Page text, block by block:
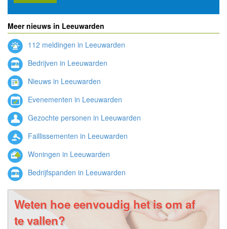
Meer nieuws in Leeuwarden
112 meldingen in Leeuwarden
Bedrijven in Leeuwarden
Nieuws in Leeuwarden
Evenementen in Leeuwarden
Gezochte personen in Leeuwarden
Faillissementen in Leeuwarden
Woningen in Leeuwarden
Bedrijfspanden in Leeuwarden
Weten hoe eenvoudig het is om af
te vallen?